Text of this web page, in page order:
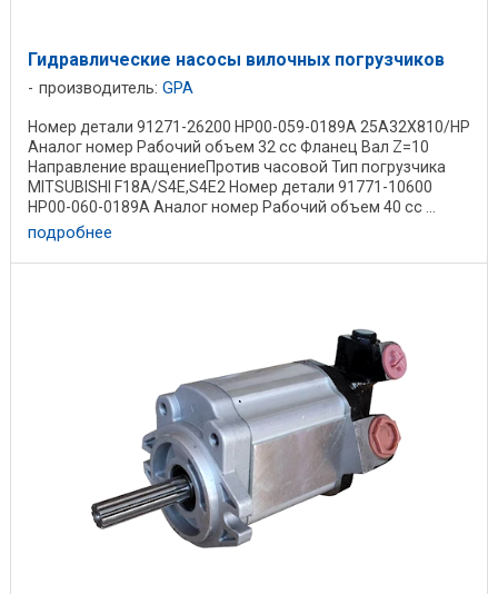
Гидравлические насосы вилочных погрузчиков
производитель: GPA
Номер детали 91271-26200 HP00-059-0189A 25A32X810/HP
Аналог номер Рабочий объем 32 cc Фланец Вал Z=10
Направление вращениеПротив часовой Тип погрузчика
MITSUBISHI F18A/S4E,S4E2 Номер детали 91771-10600
HP00-060-0189A Аналог номер Рабочий объем 40 cc ...
подробнее